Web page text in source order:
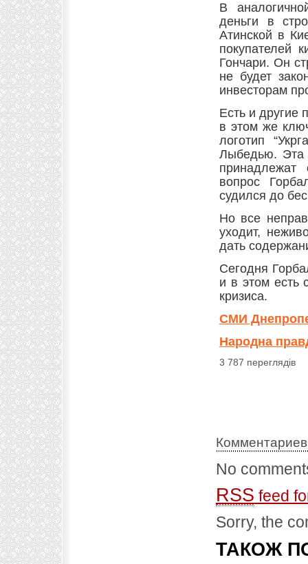
В
деньги в
Атинской в
покупателей
Гончари. Он
не будет
инвесторам
Есть и другие
в этом же
логотип
Лыбедью. Эта
принадлежат
вопрос
судился до
Но все
уходит,
дать
Сегодня
и в этом есть
кризиса.
СМИ
Народна
3 787 переглядів
No
RSS feed
Sorry, the
ТАКОЖ